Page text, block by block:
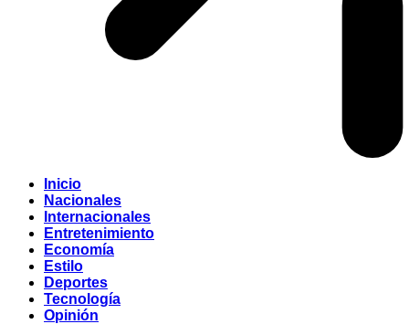
Inicio
Nacionales
Internacionales
Entretenimiento
Economía
Estilo
Deportes
Tecnología
Opinión